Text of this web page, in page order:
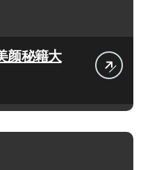
颜秘籍大